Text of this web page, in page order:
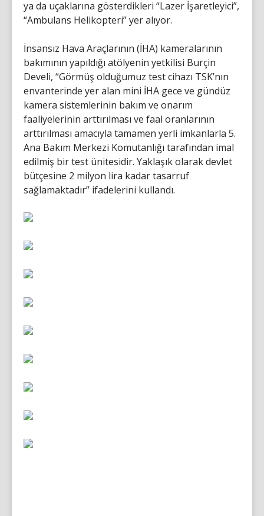
ya da uçaklarına gösterdikleri “Lazer İşaretleyici”,
“Ambulans Helikopteri” yer alıyor.
İnsansız Hava Araçlarının (İHA) kameralarının
bakımının yapıldığı atölyenin yetkilisi Burçin
Develi, “Görmüş olduğumuz test cihazı TSK’nın
envanterinde yer alan mini İHA gece ve gündüz
kamera sistemlerinin bakım ve onarım
faaliyelerinin arttırılması ve faal oranlarının
arttırılması amacıyla tamamen yerli imkanlarla 5.
Ana Bakım Merkezi Komutanlığı tarafından imal
edilmiş bir test ünitesidir. Yaklaşık olarak devlet
bütçesine 2 milyon lira kadar tasarruf
sağlamaktadır” ifadelerini kullandı.